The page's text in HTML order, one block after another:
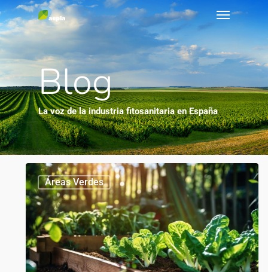
Blog
La voz de la industria fitosanitaria en España
Áreas Verdes
0